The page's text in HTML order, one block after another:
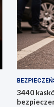
3440